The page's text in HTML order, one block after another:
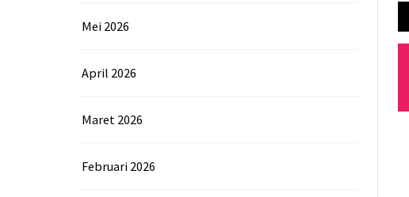
Mei 2026
April 2026
Maret 2026
Februari 2026